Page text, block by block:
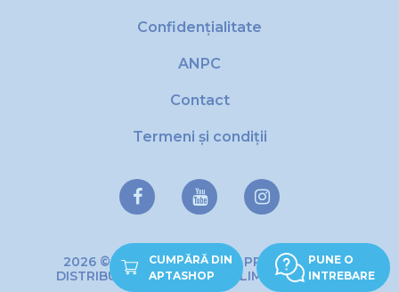
PUNE O
INTREBARE
Confidențialitate
ANPC
Contact
Termeni și condiții
2026 © Copyright DANONE PRODUCTIE SI
DISTRIBUTIE DE PRODUSE ALIMENTARE SRL
CUMPĂRĂ DIN
APTASHOP